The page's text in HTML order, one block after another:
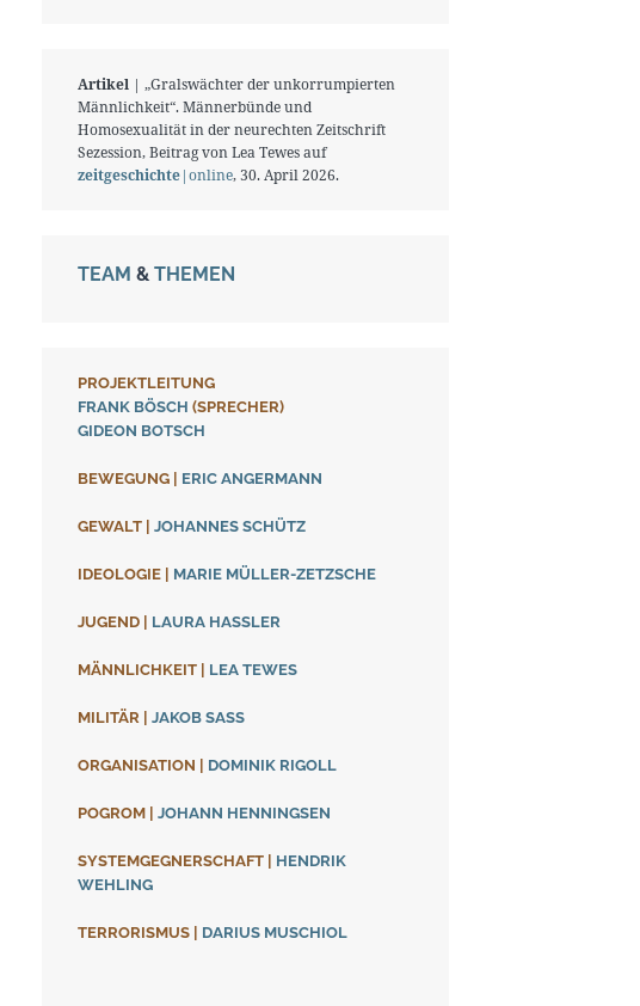
Artikel| „Gralswächter der unkorrumpierten
Männlichkeit“. Männerbünde und
Homosexualität in der neurechten Zeitschrift
Sezession, Beitrag von Lea Tewes auf
zeitgeschichte|online, 30. April 2026.
TEAM & THEMEN
PROJEKTLEITUNG
FRANK BÖSCH (SPRECHER)
GIDEON BOTSCH
BEWEGUNG| ERIC ANGERMANN
GEWALT JOHANNES SCHÜTZ
IDEOLOGIE| MARIE MÜLLER-ZETZSCHE
JUGEND| LAURA HASSLER
MÄNNLICHKEIT| LEA TEWES
MILITÄR JAKOB SASS
ORGANISATION DOMINIK RIGOLL
POGROM| JOHANN HENNINGSEN
SYSTEMGEGNERSCHAFT| HENDRIK
WEHLING
TERRORISMUS| DARIUS MUSCHIOL